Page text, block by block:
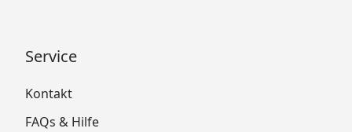
Service
Kontakt
FAQs & Hilfe